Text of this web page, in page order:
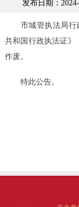
发布日期：
市城管执法局行
共和国行政执法证》
作废。
特此公告。